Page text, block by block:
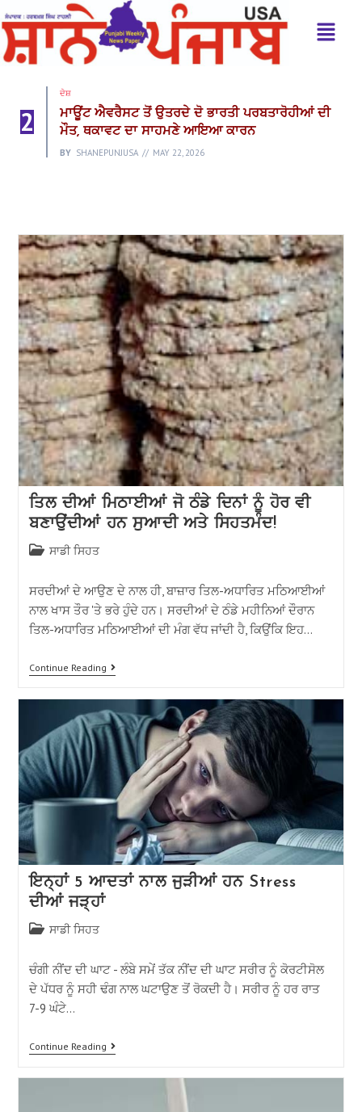
2
ਦੇਸ਼
ਮਾਊਂਟ ਐਵਰੈਸਟ ਤੋਂ ਉਤਰਦੇ ਦੋ ਭਾਰਤੀ ਪਰਬਤਾਰੋਹੀਆਂ ਦੀ
ਮੌਤ, ਥਕਾਵਟ ਦਾ ਸਾਹਮਣੇ ਆਇਆ ਕਾਰਨ
BY SHANEPUNJUSA MAY 22, 2026
ਤਿਲ ਦੀਆਂ ਮਿਠਾਈਆਂ ਜੋ ਠੰਡੇ ਦਿਨਾਂ ਨੂੰ ਹੋਰ ਵੀ
ਬਣਾਉਂਦੀਆਂ ਹਨ ਸੁਆਦੀ ਅਤੇ ਸਿਹਤਮੰਦ!
ਸਾਡੀ ਸਿਹਤ
ਸਰਦੀਆਂ ਦੇ ਆਉਣ ਦੇ ਨਾਲ ਹੀ, ਬਾਜ਼ਾਰ ਤਿਲ-ਅਧਾਰਿਤ ਮਠਿਆਈਆਂ
ਨਾਲ ਖਾਸ ਤੌਰ 'ਤੇ ਭਰੇ ਹੁੰਦੇ ਹਨ। ਸਰਦੀਆਂ ਦੇ ਠੰਡੇ ਮਹੀਨਿਆਂ ਦੌਰਾਨ
ਤਿਲ-ਅਧਾਰਿਤ ਮਠਿਆਈਆਂ ਦੀ ਮੰਗ ਵੱਧ ਜਾਂਦੀ ਹੈ, ਕਿਉਂਕਿ ਇਹ…
Continue Reading
ਇਨ੍ਹਾਂ 5 ਆਦਤਾਂ ਨਾਲ ਜੁੜੀਆਂ ਹਨ Stress
ਦੀਆਂ ਜੜ੍ਹਾਂ
ਸਾਡੀ ਸਿਹਤ
ਚੰਗੀ ਨੀਂਦ ਦੀ ਘਾਟ - ਲੰਬੇ ਸਮੇਂ ਤੱਕ ਨੀਂਦ ਦੀ ਘਾਟ ਸਰੀਰ ਨੂੰ ਕੋਰਟੀਸੋਲ
ਦੇ ਪੱਧਰ ਨੂੰ ਸਹੀ ਢੰਗ ਨਾਲ ਘਟਾਉਣ ਤੋਂ ਰੋਕਦੀ ਹੈ। ਸਰੀਰ ਨੂੰ ਹਰ ਰਾਤ
7-9 ਘੰਟੇ…
Continue Reading